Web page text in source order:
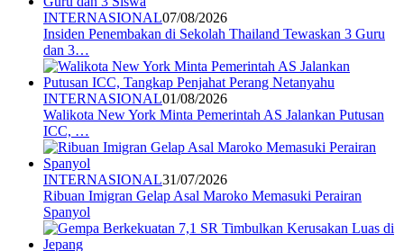
INTERNASIONAL07/08/2026
Insiden Penembakan di Sekolah Thailand Tewaskan 3 Guru
dan 3…
INTERNASIONAL01/08/2026
Walikota New York Minta Pemerintah AS Jalankan Putusan
ICC, …
INTERNASIONAL31/07/2026
Ribuan Imigran Gelap Asal Maroko Memasuki Perairan
Spanyol